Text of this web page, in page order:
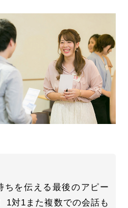
ちを伝える最後のアピー
1対1また複数での会話も